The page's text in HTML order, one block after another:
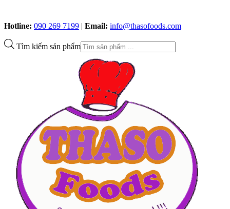
Hotline: 090 269 7199 | Email: info@thasofoods.com
Tìm kiếm sản phẩm